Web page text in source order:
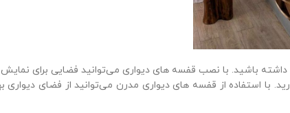
باشید. با نصب قفسه‌ های دیواری می‌توانید فضایی برای
با استفاده از قفسه‌ های دیواری مدرن می‌توانید از فضای دیواری